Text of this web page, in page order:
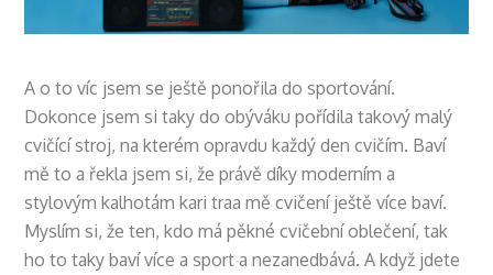
A o to víc jsem se ještě ponořila do sportování.
Dokonce jsem si taky do obýváku pořídila takový malý
cvičící stroj, na kterém opravdu každý den cvičím. Baví
mě to a řekla jsem si, že právě díky moderním a
stylovým kalhotám kari traa mě cvičení ještě více baví.
Myslím si, že ten, kdo má pěkné cvičební oblečení, tak
ho to taky baví více a sport a nezanedbává. A když jdete